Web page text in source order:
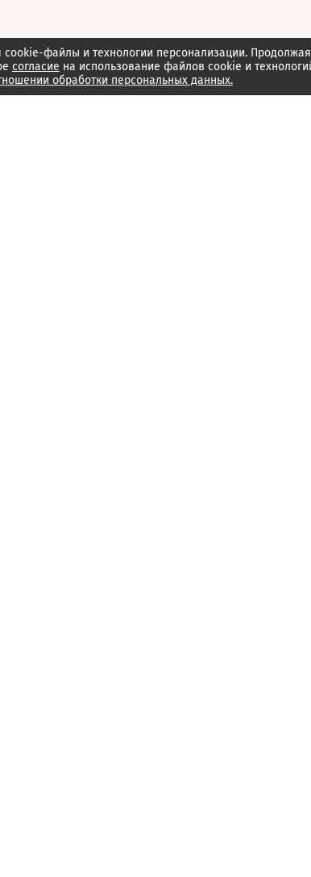
файлы и технологии персонализации.
согласие на использование файлов cookie и
обработки персональных данных.